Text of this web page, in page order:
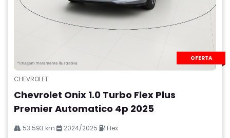
OFERTA
CHEVROLET
Chevrolet Onix 1.0 Turbo Flex Plus
Premier Automatico 4p 2025
53.593 km 2024/2025 Flex